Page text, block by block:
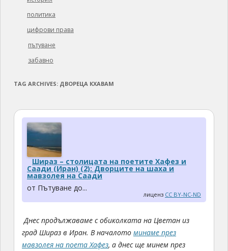
политика
цифрови права
пътуване
забавно
TAG ARCHIVES: ДВОРЕЦА КХАВАМ
Шираз – столицата на поетите Хафез и
Саади (Иран) (2): Дворците на шаха и
мавзолея на Саади
от Пътуване до...
лиценз CC BY-NC-ND
Днес продължаваме с обиколката на Цветан из
град Шираз в Иран. В началото минаме през
мавзолея на поета Хафез, а днес ще минем през